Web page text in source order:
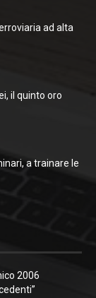
ad alta
il quinto oro
a trainare le
2006